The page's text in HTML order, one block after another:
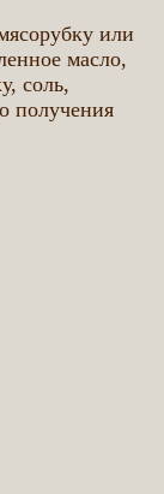
или
масло,
соль,
получения